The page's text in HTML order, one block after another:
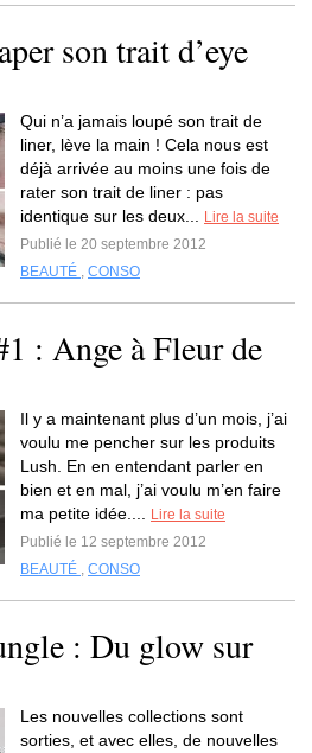
son trait d’eye
Qui n’a jamais loupé son trait de
liner, lève la main ! Cela nous est
déjà arrivée au moins une fois de
rater son trait de liner : pas
identique sur les deux...
Lire la suite
Publié le 20 septembre 2012
BEAUTÉ , CONSO
: Ange à Fleur de
Il y a maintenant plus d’un mois, j’ai
voulu me pencher sur les produits
Lush. En en entendant parler en
bien et en mal, j’ai voulu m’en faire
ma petite idée....
Lire la suite
Publié le 12 septembre 2012
BEAUTÉ , CONSO
: Du glow sur
Les nouvelles collections sont
sorties, et avec elles, de nouvelles